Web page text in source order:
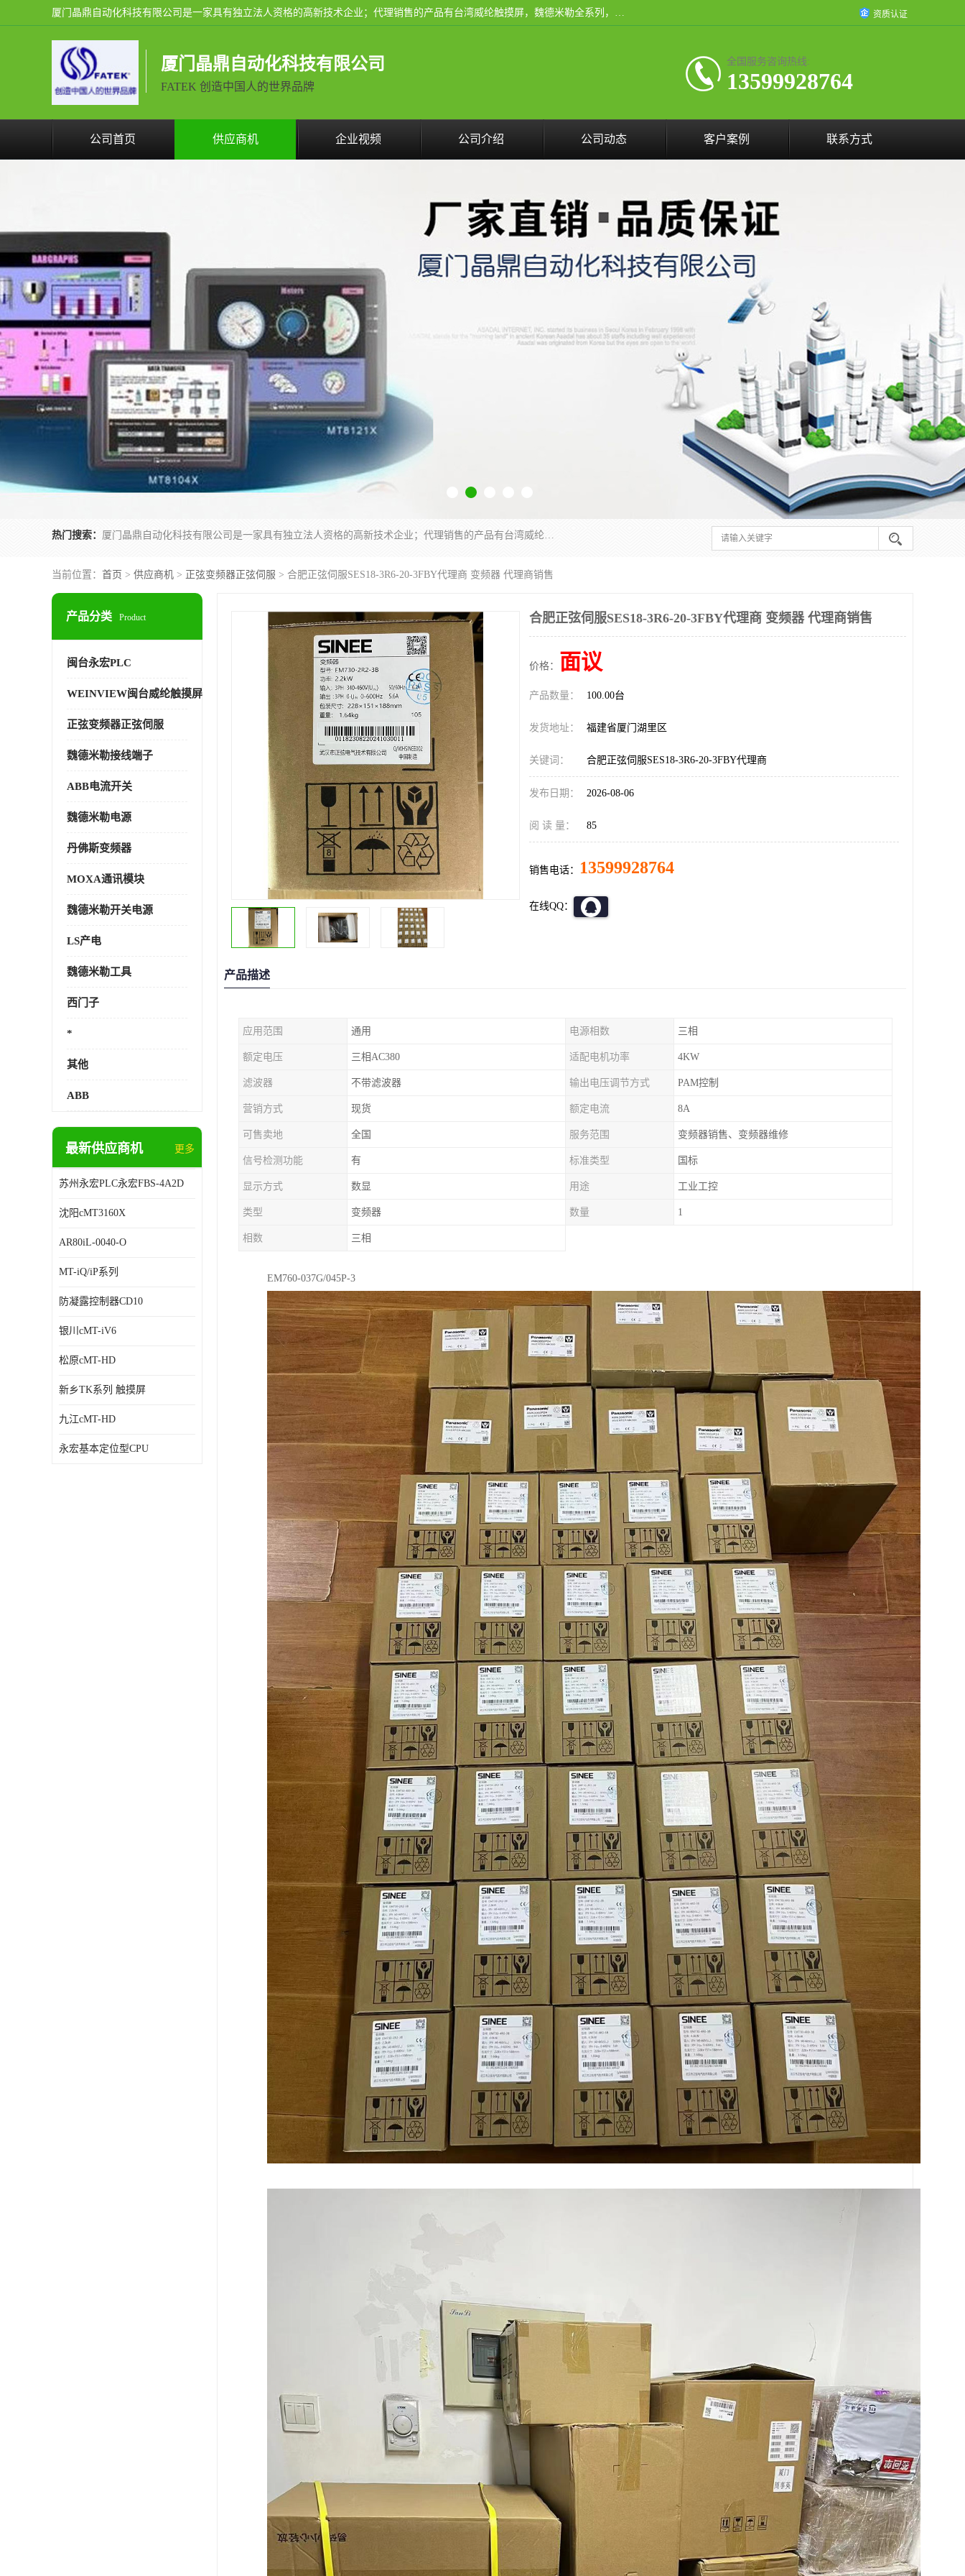
厦门晶鼎自动化科技有限公司是一家具有独立法人资格的高新技术企业；代理销售的产品有台湾威纶触摸屏，魏德米勒全系列，永宏触摸屏,威纶触摸屏,台湾威纶weinview触摸屏,台湾永宏PLC，FATEK,永宏伺服,图儿克总线，施耐德，欧姆龙，西门子，富士变频，K&N蓝系列， BUSSMANN，松下变频器，丹佛斯变频器等。 资质认证
厦门晶鼎自动化科技有限公司
FATEK 创造中国人的世界品牌
全国服务咨询热线:
13599928764
公司首页 供应商机 企业视频 公司介绍 公司动态 客户案例 联系方式
热门搜索： 厦门晶鼎自动化科技有限公司是一家具有独立法人资格的高新技术企业；代理销售的产品有台湾威纶触摸屏，魏德米勒全系列，永宏触摸屏,威纶触摸屏,台湾威纶weinview触摸屏,台湾永宏PLC，FATEK,永宏伺服,图儿克总线，施耐德，欧姆龙，西门子，富士变频，K&N蓝系列， BUSSMANN，松下变频器，丹佛斯变频器等。
当前位置： 首页 > 供应商机 > 正弦变频器正弦伺服 > 合肥正弦伺服SES18-3R6-20-3FBY代理商 变频器 代理商销售
产品分类 Product
闽台永宏PLC
WEINVIEW闽台威纶触摸屏
正弦变频器正弦伺服
魏德米勒接线端子
ABB电流开关
魏德米勒电源
丹佛斯变频器
MOXA通讯模块
魏德米勒开关电源
LS产电
魏德米勒工具
西门子
*
其他
ABB
最新供应商机 更多
苏州永宏PLC永宏FBS-4A2D
沈阳cMT3160X
AR80iL-0040-O
MT-iQ/iP系列
防凝露控制器CD10
银川cMT-iV6
松原cMT-HD
新乡TK系列 触摸屏
九江cMT-HD
永宏基本定位型CPU
合肥正弦伺服SES18-3R6-20-3FBY代理商 变频器 代理商销售
价格： 面议
产品数量： 100.00台
发货地址： 福建省厦门湖里区
关键词： 合肥正弦伺服SES18-3R6-20-3FBY代理商
发布日期： 2026-08-06
阅 读 量： 85
销售电话： 13599928764
在线QQ：
产品描述
应用范围 通用 电源相数 三相
额定电压 三相AC380 适配电机功率 4KW
滤波器 不带滤波器 输出电压调节方式 PAM控制
营销方式 现货 额定电流 8A
可售卖地 全国 服务范围 变频器销售、变频器维修
信号检测功能 有 标准类型 国标
显示方式 数显 用途 工业工控
类型 变频器 数量 1
相数 三相
EM760-037G/045P-3